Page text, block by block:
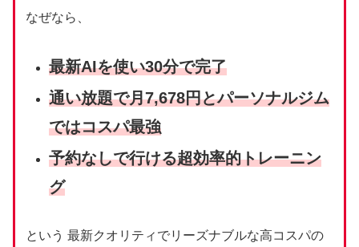
なぜなら、
最新AIを使い30分で完了
通い放題で月7,678円とパーソナルジム
ではコスパ最強
予約なしで行ける超効率的トレーニン
グ
という 最新クオリティでリーズナブルな高コスパの